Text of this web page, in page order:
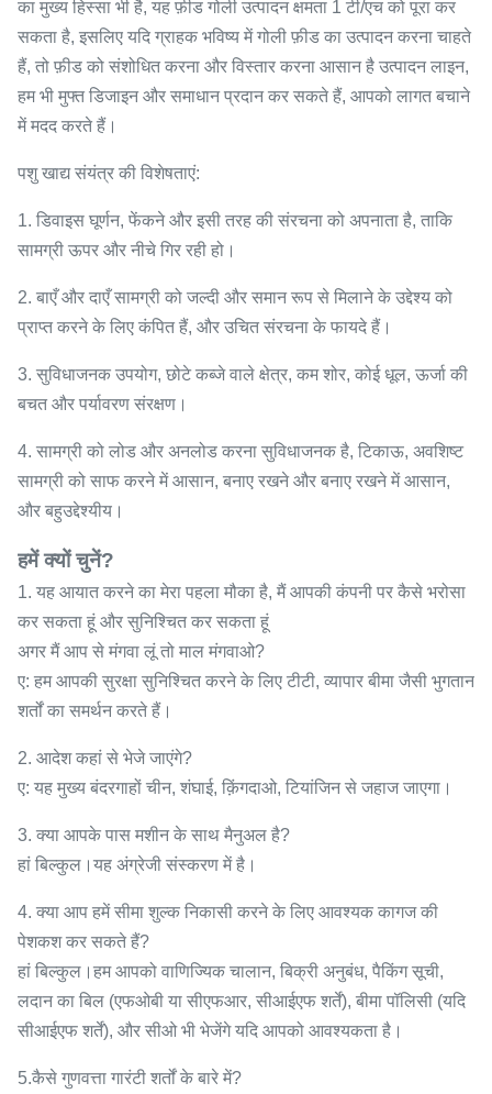
का मुख्य हिस्सा भी है, यह फ़ीड गोली उत्पादन क्षमता 1 टी/एच को पूरा कर
सकता है, इसलिए यदि ग्राहक भविष्य में गोली फ़ीड का उत्पादन करना चाहते
हैं, तो फ़ीड को संशोधित करना और विस्तार करना आसान है उत्पादन लाइन,
हम भी मुफ्त डिजाइन और समाधान प्रदान कर सकते हैं, आपको लागत बचाने
में मदद करते हैं।
पशु खाद्य संयंत्र की विशेषताएं:
1. डिवाइस घूर्णन, फेंकने और इसी तरह की संरचना को अपनाता है, ताकि
सामग्री ऊपर और नीचे गिर रही हो।
2. बाएँ और दाएँ सामग्री को जल्दी और समान रूप से मिलाने के उद्देश्य को
प्राप्त करने के लिए कंपित हैं, और उचित संरचना के फायदे हैं।
3. सुविधाजनक उपयोग, छोटे कब्जे वाले क्षेत्र, कम शोर, कोई धूल, ऊर्जा की
बचत और पर्यावरण संरक्षण।
4. सामग्री को लोड और अनलोड करना सुविधाजनक है, टिकाऊ, अवशिष्ट
सामग्री को साफ करने में आसान, बनाए रखने और बनाए रखने में आसान,
और बहुउद्देश्यीय।
हमें क्यों चुनें?
1. यह आयात करने का मेरा पहला मौका है, मैं आपकी कंपनी पर कैसे भरोसा
कर सकता हूं और सुनिश्चित कर सकता हूं
अगर मैं आप से मंगवा लूं तो माल मंगवाओ?
ए: हम आपकी सुरक्षा सुनिश्चित करने के लिए टीटी, व्यापार बीमा जैसी भुगतान
शर्तों का समर्थन करते हैं।
2. आदेश कहां से भेजे जाएंगे?
ए: यह मुख्य बंदरगाहों चीन, शंघाई, क़िंगदाओ, टियांजिन से जहाज जाएगा।
3. क्या आपके पास मशीन के साथ मैनुअल है?
हां बिल्कुल।यह अंग्रेजी संस्करण में है।
4. क्या आप हमें सीमा शुल्क निकासी करने के लिए आवश्यक कागज की
पेशकश कर सकते हैं?
हां बिल्कुल।हम आपको वाणिज्यिक चालान, बिक्री अनुबंध, पैकिंग सूची,
लदान का बिल (एफओबी या सीएफआर, सीआईएफ शर्तें), बीमा पॉलिसी (यदि
सीआईएफ शर्तें), और सीओ भी भेजेंगे यदि आपको आवश्यकता है।
5.कैसे गुणवत्ता गारंटी शर्तों के बारे में?